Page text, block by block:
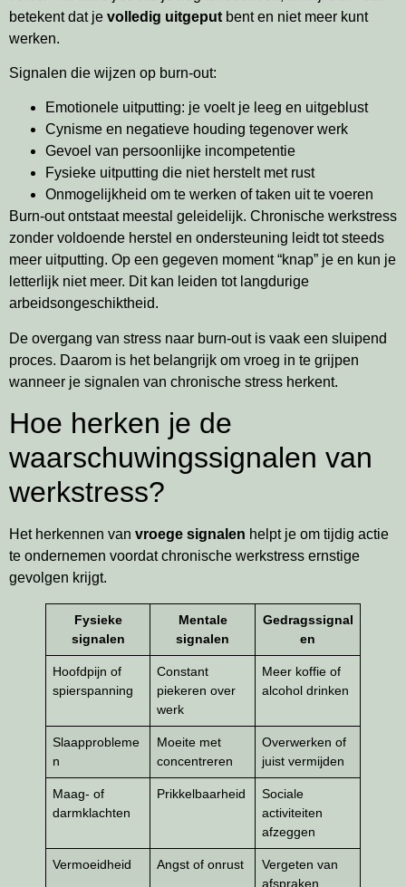
betekent dat je volledig uitgeput bent en niet meer kunt
werken.
Signalen die wijzen op burn-out:
Emotionele uitputting: je voelt je leeg en uitgeblust
Cynisme en negatieve houding tegenover werk
Gevoel van persoonlijke incompetentie
Fysieke uitputting die niet herstelt met rust
Onmogelijkheid om te werken of taken uit te voeren
Burn-out ontstaat meestal geleidelijk. Chronische werkstress
zonder voldoende herstel en ondersteuning leidt tot steeds
meer uitputting. Op een gegeven moment “knap” je en kun je
letterlijk niet meer. Dit kan leiden tot langdurige
arbeidsongeschiktheid.
De overgang van stress naar burn-out is vaak een sluipend
proces. Daarom is het belangrijk om vroeg in te grijpen
wanneer je signalen van chronische stress herkent.
Hoe herken je de
waarschuwingssignalen van
werkstress?
Het herkennen van vroege signalen helpt je om tijdig actie
te ondernemen voordat chronische werkstress ernstige
gevolgen krijgt.
Fysieke
signalen
Mentale
signalen
Gedragssignal
en
Hoofdpijn of
spierspanning
Constant
piekeren over
werk
Meer koffie of
alcohol drinken
Slaapprobleme
n
Moeite met
concentreren
Overwerken of
juist vermijden
Maag- of
darmklachten
Prikkelbaarheid
Sociale
activiteiten
afzeggen
Vermoeidheid Angst of onrust
Vergeten van
afspraken